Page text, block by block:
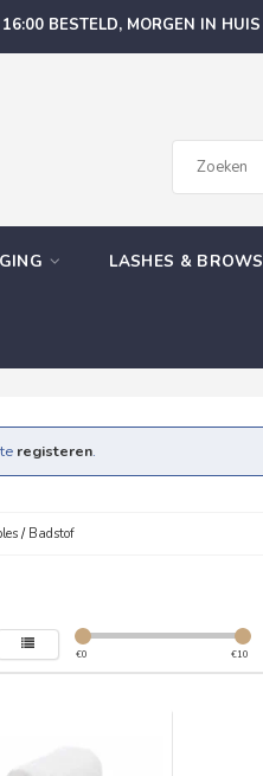
BESTELD, MORGEN IN HUIS
LASHES & BROWS
registeren.
/ Badstof
€0 €10